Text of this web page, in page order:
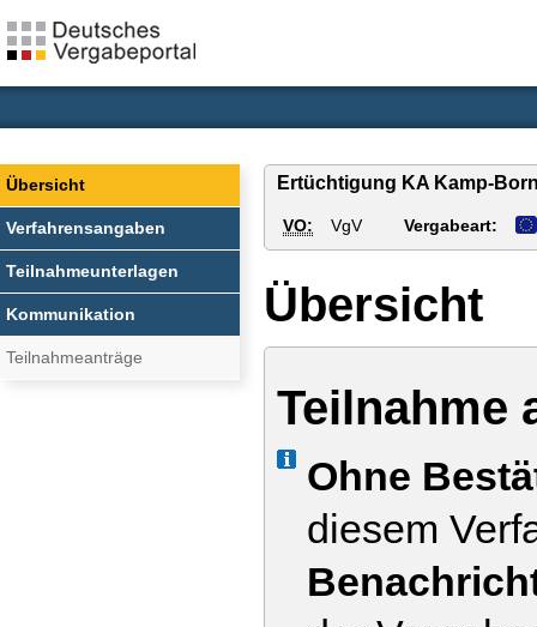
Übersicht
Verfahrensangaben
Teilnahmeunterlagen
Kommunikation
Teilnahmeanträge
Ertüchtigung KA Kamp-
VO: VgV Vergabeart:
Übersicht
Teilnahme
Info
Ohne
diesem